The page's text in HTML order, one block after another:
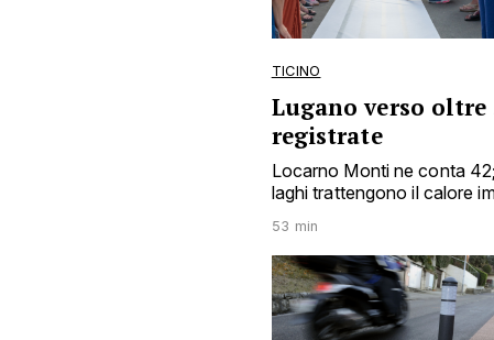
TICINO
Lugano verso
registrate
Locarno Monti ne conta
laghi trattengono il calore
53 min